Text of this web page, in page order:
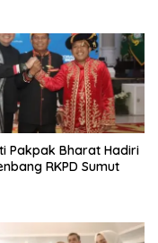
Pakpak Bharat Hadiri
RKPD Sumut